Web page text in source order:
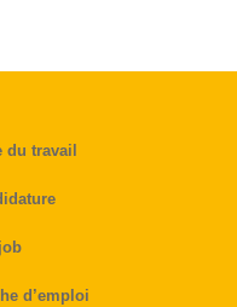
du travail
d’emploi